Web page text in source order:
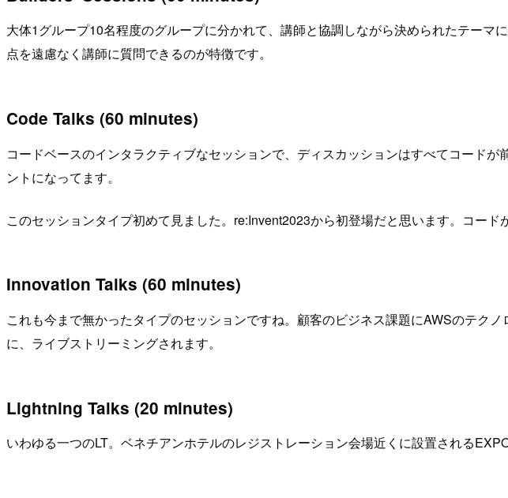
大体1グループ10名程度のグループに分かれて、講師と協調しながら決められたテー
点を遠慮なく講師に質問できるのが特徴です。
Code Talks (60 minutes)
コードベースのインタラクティブなセッションで、ディスカッションはすべてコード
ントになってます。
このセッションタイプ初めて見ました。re:Invent2023から初登場だと思います。コード
Innovation Talks (60 minutes)
これも今まで無かったタイプのセッションですね。顧客のビジネス課題にAWSのテク
に、ライブストリーミングされます。
Lightning Talks (20 minutes)
いわゆる一つのLT。ベネチアンホテルのレジストレーション会場近くに設置される